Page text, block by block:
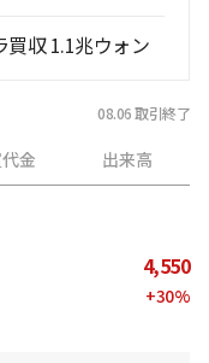
買収 1.1兆ウォン
08.06 取引終了
金 出来高
4,550
+30%